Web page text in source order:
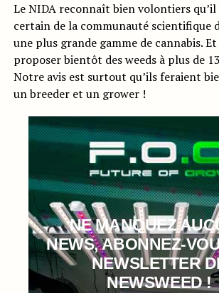
Le NIDA reconnaît bien volontiers
certain de la communauté scientifique
une plus grande gamme de cannabis.
proposer bientôt des weeds à plus de
Notre avis est surtout qu’ils feraient
un breeder et un grower !
NE MANQUEZ
NEWS, ABONNEZ-
NEWSLETTER
NEWSWEED !